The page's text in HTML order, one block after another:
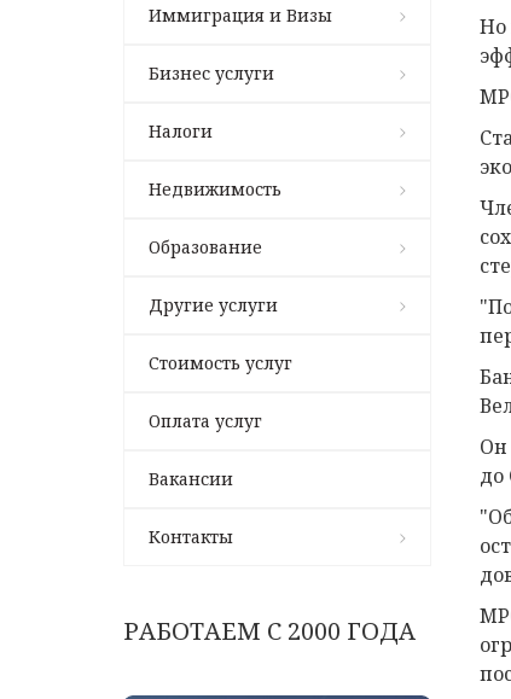
Иммиграция и Визы
Бизнес услуги
Налоги
Недвижимость
Образование
Другие услуги
Стоимость услуг
Оплата услуг
Вакансии
Контакты
РАБОТАЕМ С 2000 ГОДА
Но
Он
до